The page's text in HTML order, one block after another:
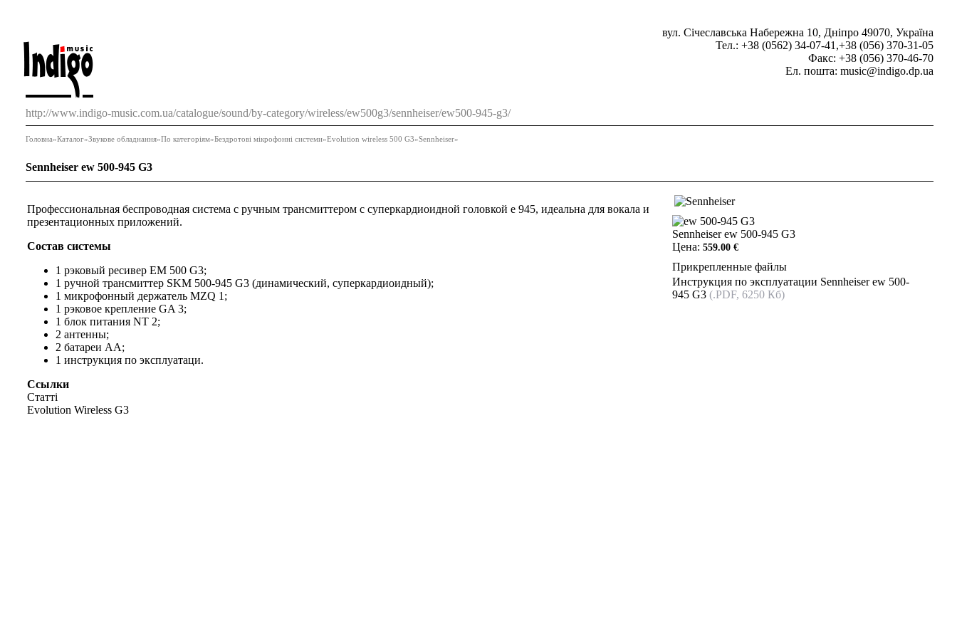
вул. Січеславська Набережна 10, Дніпро 49070, Україна
Тел.: +38 (0562) 34-07-41,+38 (056) 370-31-05
Факс: +38 (056) 370-46-70
Ел. пошта: music@indigo.dp.ua
http://www.indigo-music.com.ua/catalogue/sound/by-category/wireless/ew500g3/sennheiser/ew500-945-g3/
Головна»Каталог»Звукове обладнання»По категоріям»Бездротові мікрофонні системи»Evolution wireless 500 G3»Sennheiser»
Sennheiser ew 500-945 G3
Профессиональная беспроводная система с ручным трансмиттером с суперкардиоидной головкой e 945, идеальна для вокала и
презентационных приложений.
Состав системы
1 рэковый ресивер EM 500 G3;
1 ручной трансмиттер SKM 500-945 G3 (динамический, суперкардиоидный);
1 микрофонный держатель MZQ 1;
1 рэковое крепление GA 3;
1 блок питания NT 2;
2 антенны;
2 батареи AA;
1 инструкция по эксплуатаци.
Ссылки
Статті
Evolution Wireless G3
Sennheiser ew 500-945 G3
Цена: 559.00 €
Прикрепленные файлы
Инструкция по эксплуатации Sennheiser ew 500-
945 G3 (.PDF, 6250 Кб)